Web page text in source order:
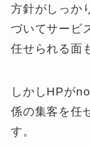
方針がしっか
づいてサービ
任せられる面
しかしHPが
係の集客を任
す。